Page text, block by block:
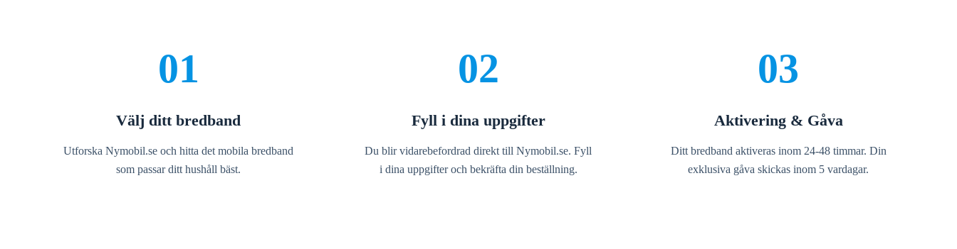
01
Välj ditt bredband
Utforska Nymobil.se och hitta det mobila bredband
som passar ditt hushåll bäst.
02
Fyll i dina uppgifter
Du blir vidarebefordrad direkt till Nymobil.se. Fyll
i dina uppgifter och bekräfta din beställning.
03
Aktivering & Gåva
Ditt bredband aktiveras inom 24-48 timmar. Din
exklusiva gåva skickas inom 5 vardagar.